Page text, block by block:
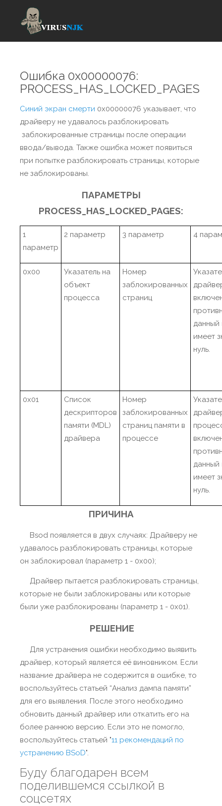
Ошибка 0x00000076:
PROCESS_HAS_LOCKED_PAGES
Синий экран смерти 0x00000076 указывает, что
драйверу не удавалось разблокировать
заблокированные страницы после операции
ввода/вывода. Также ошибка может появиться
при попытке разблокировать страницы, которые
не заблокированы.
ПАРАМЕТРЫ
PROCESS_HAS_LOCKED_PAGES:
1
параметр
2 параметр 3 параметр 4
0x00
Указатель на
объект
процесса
Номер
заблокированных
страниц
данный
имеет
нуль.
0x01
Список
дескрипторов
памяти (MDL)
драйвера
Номер
заблокированных
страниц памяти в
процессе
данный
имеет
нуль.
ПРИЧИНА
Bsod появляется в двух случаях: Драйверу не
удавалось разблокировать страницы, которые
он заблокировал (параметр 1 - 0x00);
Драйвер пытается разблокировать страницы,
которые не были заблокированы или которые
были уже разблокированы (параметр 1 - 0x01).
РЕШЕНИЕ
Для устранения ошибки необходимо выявить
драйвер, который является её виновником. Если
название драйвера не содержится в ошибке, то
воспользуйтесь статьей “Анализ дампа памяти”
для его выявления. После этого необходимо
обновить данный драйвер или откатить его на
более раннюю версию. Если это не помогло,
воспользуйтесь статьей "11 рекомендаций по
устранению BSoD".
Буду благодарен всем
поделившемся ссылкой в
соцсетях